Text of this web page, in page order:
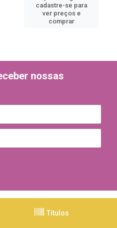
cadastre-se para
ver preços e
comprar
nossas
Títulos